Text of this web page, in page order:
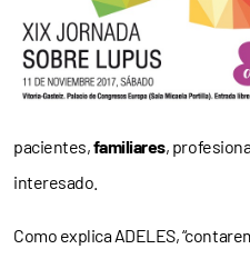
pacientes,familiares,
interesado.
Como explica ADELES,